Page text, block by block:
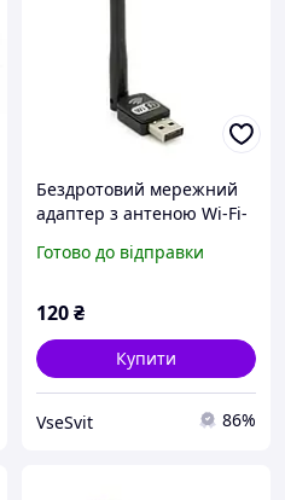
Бездротовий мережний
адаптер з антеною Wi-Fi-
RTL8188, 150Mbps, 2.4
Mac OSX 10.7~10.10 and
Готово до відправки
120₴
Купити
VseSvit 86%